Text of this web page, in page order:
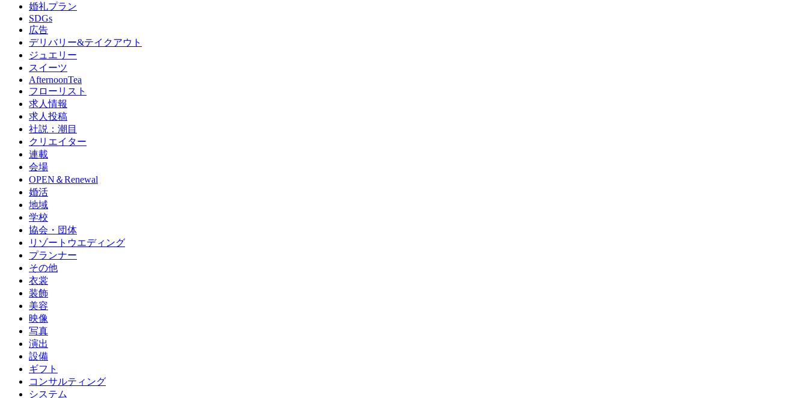
婚礼プラン
SDGs
広告
デリバリー&テイクアウト
ジュエリー
スイーツ
AfternoonTea
フローリスト
求人情報
求人投稿
社説：潮目
クリエイター
連載
会場
OPEN＆Renewal
婚活
地域
学校
協会・団体
リゾートウエディング
プランナー
その他
衣裳
装飾
美容
映像
写真
演出
設備
ギフト
コンサルティング
システム